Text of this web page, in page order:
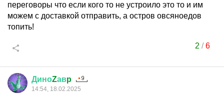
переговоры что если кого то не устроило это то и им
можем с доставкой отправить, а остров овсяноедов
топить!
2 /6
ДиноZавp
14:54, 18.02.2025